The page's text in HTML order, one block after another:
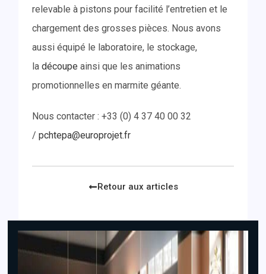
relevable à pistons pour facilité l’entretien et le
chargement des grosses pièces. Nous avons
aussi équipé le laboratoire, le stockage,
ladécoupe ainsi que les animations
promotionnelles en marmite géante.
Nous contacter : +33 (0) 4 37 40 00 32
/pchtepa@europrojet.fr
Retour aux articles